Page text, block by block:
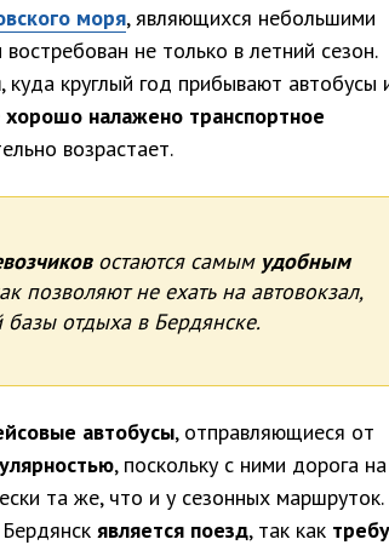
моря, являющихся небольшими
не только в летний сезон.
, куда круглый год прибывают автобусы
хорошо налажено транспортное
возрастает.
остаются самым удобным
позволяют не ехать на автовокзал,
отдыха в Бердянске.
автобусы, отправляющиеся от
, поскольку с ними дорога на
та же, что и у сезонных маршруток.
является поезд, так как